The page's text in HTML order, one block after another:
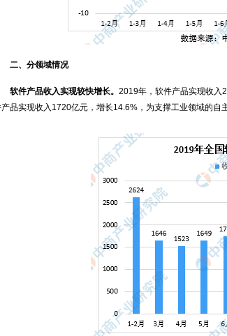
二、分领域情况
软件产品收入实现较快增长。 2019年，软件产品实现收入
品实现收入1720亿元，增长14.6%，为支撑工业领域的自